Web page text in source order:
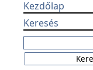
Kezdőlap
Keresés